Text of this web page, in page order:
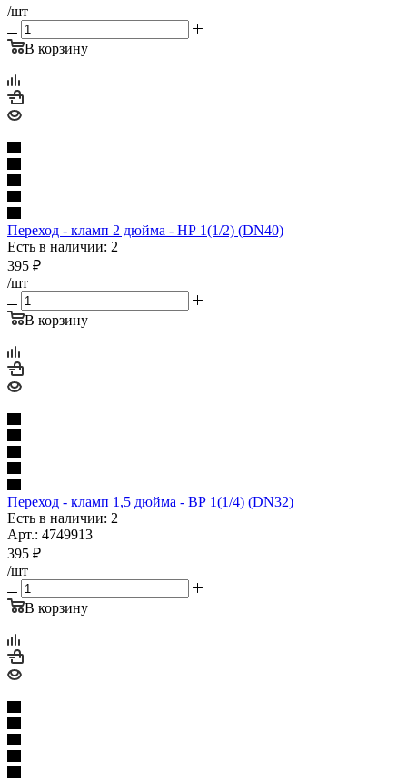
/шт
В корзину
Переход - кламп 2 дюйма - НР 1(1/2) (DN40)
Есть в наличии: 2
395 ₽
/шт
В корзину
Переход - кламп 1,5 дюйма - ВР 1(1/4) (DN32)
Есть в наличии: 2
Арт.: 4749913
395 ₽
/шт
В корзину